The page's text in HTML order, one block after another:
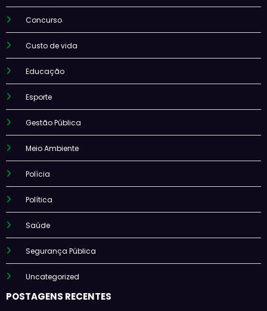
Concurso
Custo de vida
Educação
Esporte
Gestão Pública
Meio Ambiente
Polícia
Política
Saúde
Segurança Pública
Uncategorized
POSTAGENS RECENTES